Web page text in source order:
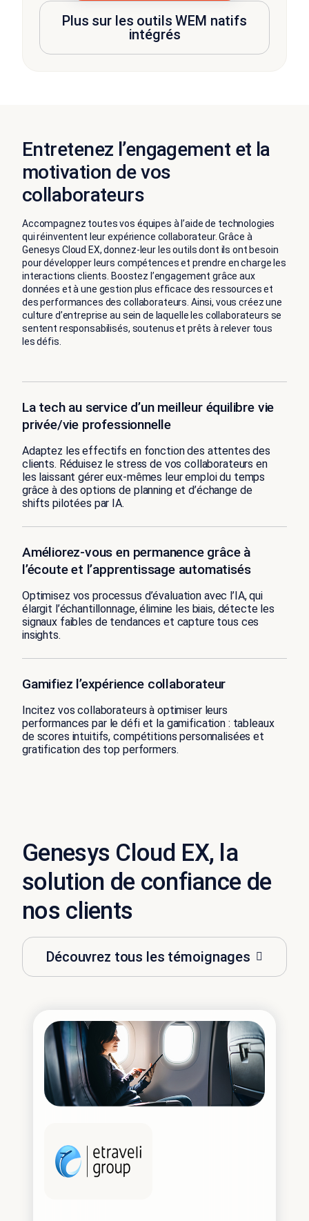
Plus sur les outils WEM natifs
intégrés
Entretenez l’engagement et la
motivation de vos
collaborateurs
Accompagnez toutes vos équipes à l’aide de technologies
qui réinventent leur expérience collaborateur. Grâce à
Genesys Cloud EX, donnez-leur les outils dont ils ont besoin
pour développer leurs compétences et prendre en charge les
interactions clients. Boostez l’engagement grâce aux
données et à une gestion plus efficace des ressources et
des performances des collaborateurs. Ainsi, vous créez une
culture d’entreprise au sein de laquelle les collaborateurs se
sentent responsabilisés, soutenus et prêts à relever tous
les défis.
La tech au service d’un meilleur équilibre vie
privée/vie professionnelle
Adaptez les effectifs en fonction des attentes des
clients. Réduisez le stress de vos collaborateurs en
les laissant gérer eux-mêmes leur emploi du temps
grâce à des options de planning et d’échange de
shifts pilotées par IA.
Améliorez-vous en permanence grâce à
l’écoute et l’apprentissage automatisés
Optimisez vos processus d’évaluation avec l’IA, qui
élargit l’échantillonnage, élimine les biais, détecte les
signaux faibles de tendances et capture tous ces
insights.
Gamifiez l’expérience collaborateur
Incitez vos collaborateurs à optimiser leurs
performances par le défi et la gamification : tableaux
de scores intuitifs, compétitions personnalisées et
gratification des top performers.
Genesys Cloud EX, la
solution de confiance de
nos clients
Découvrez tous les témoignages